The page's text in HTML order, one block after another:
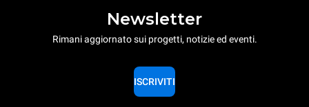
Newsletter
Rimani aggiornato sui progetti, notizie ed eventi.
ISCRIVITI